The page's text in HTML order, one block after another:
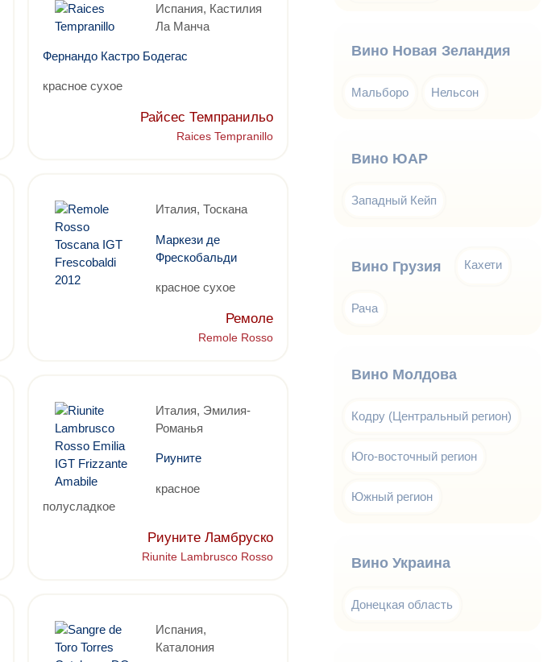
Испания, Кастилия
Ла Манча
Фернандо Кастро Бодегас
красное сухое
Райсес Темпранильо
Raices Tempranillo
Италия, Тоскана
Маркези де
Фрескобальди
красное сухое
Ремоле
Remole Rosso
Италия, Эмилия-
Романья
Риуните
красное
полусладкое
Риуните Ламбруско
Riunite Lambrusco Rosso
Испания,
Каталония
Вино Новая Зеландия
Мальборо Нельсон
Вино ЮАР
Западный Кейп
Вино Грузия Кахети
Рача
Вино Молдова
Кодру (Центральный регион)
Юго-восточный регион
Южный регион
Вино Украина
Донецкая область